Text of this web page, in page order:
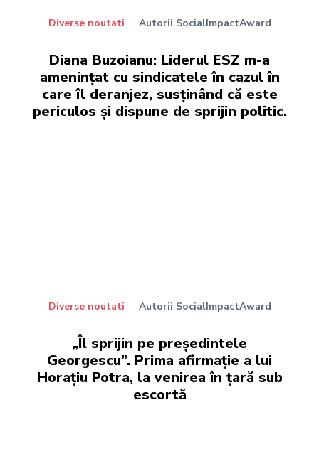
Diverse noutati Autorii SocialImpactAward
Diana Buzoianu: Liderul ESZ m-a
amenințat cu sindicatele în cazul în
care îl deranjez, susținând că este
periculos și dispune de sprijin politic.
Diverse noutati Autorii SocialImpactAward
„Îl sprijin pe președintele
Georgescu”. Prima afirmație a lui
Horațiu Potra, la venirea în țară sub
escortă